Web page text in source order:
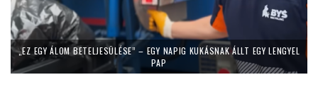
„EZ EGY ÁLOM BETELJESÜLÉSE” – EGY NAPIG KUKÁSNAK ÁLLT EGY LENGYEL
PAP